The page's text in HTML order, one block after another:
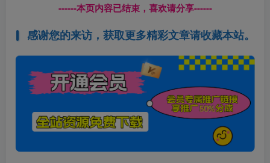
------本页内容已结束，喜欢请分享------
感谢您的来访，获取更多精彩文章请收藏本站。